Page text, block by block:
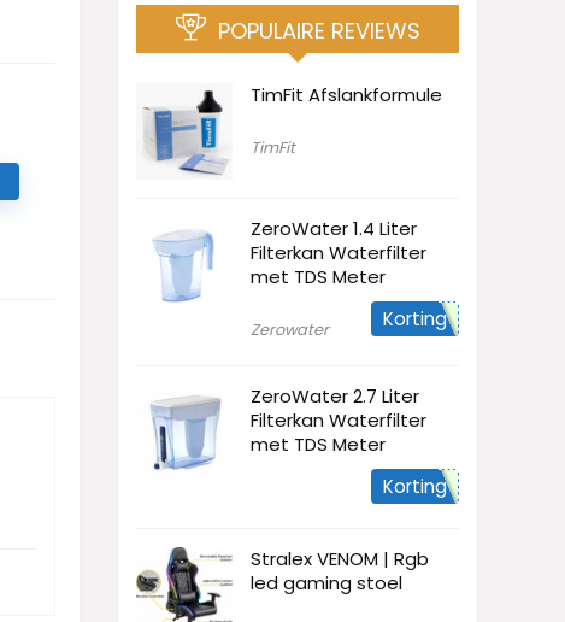
POPULAIRE REVIEWS
TimFit Afslankformule
TimFit
ZeroWater 1.4 Liter
Filterkan Waterfilter
met TDS Meter
Zerowater Korting
ZeroWater 2.7 Liter
Filterkan Waterfilter
met TDS Meter
Korting
Stralex VENOM | Rgb
led gaming stoel